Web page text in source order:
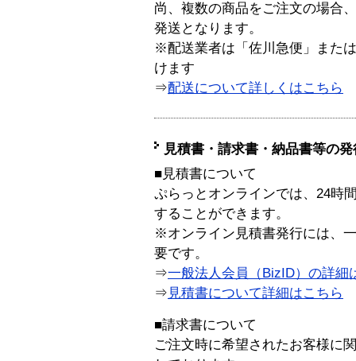
尚、複数の商品をご注文の場合
発送となります。
※配送業者は「佐川急便」また
けます
⇒配送について詳しくはこちら
見積書・請求書・納品書等の
■見積書について
ぷらっとオンラインでは、24時
することができます。
※オンライン見積書発行には、
要です。
⇒一般法人会員（BizID）の詳細
⇒ 見積書について詳細はこちら
■請求書について
ご注文時に希望されたお客様に